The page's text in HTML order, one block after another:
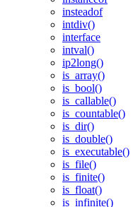
insteadof
intdiv()
interface
intval()
ip2long()
is_array()
is_bool()
is_callable()
is_countable()
is_dir()
is_double()
is_executable()
is_file()
is_finite()
is_float()
is_infinite()